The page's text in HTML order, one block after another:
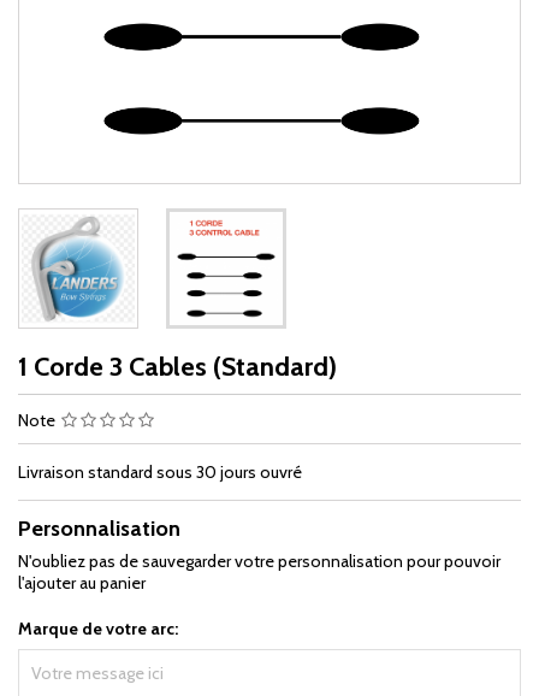
1 Corde 3 Cables (Standard)
Note
Livraison standard sous 30 jours ouvré
Personnalisation
N'oubliez pas de sauvegarder votre personnalisation pour pouvoir
l'ajouter au panier
Marque de votre arc: